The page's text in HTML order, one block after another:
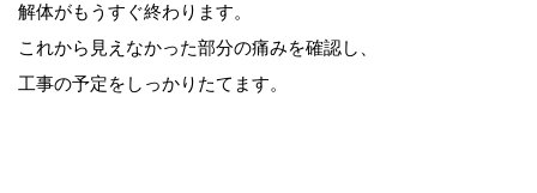
解体がもうすぐ終わります。
これから見えなかった部分の痛みを確認し、
工事の予定をしっかりたてます。